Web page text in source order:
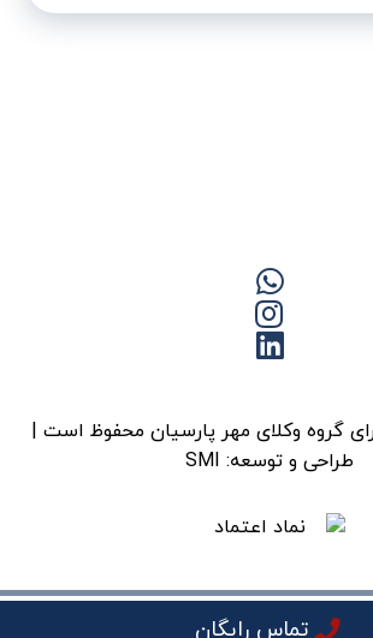
گروه وکلای مهر پارسیان محفوظ است |
طراحی و توسعه: SMI
تماس رایگان